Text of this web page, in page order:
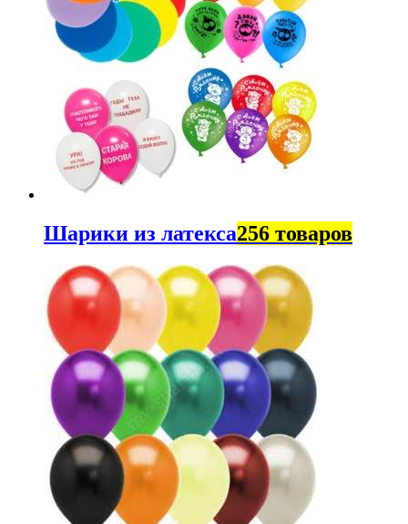
Шарики из латекса256 товаров